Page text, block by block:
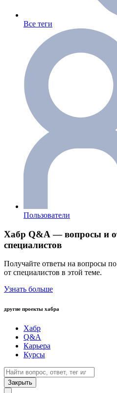
Все теги
Пользователи
Хабр Q&A — вопросы и
специалистов
Получайте ответы на вопросы
от специалистов в этой теме.
Узнать больше
другие проекты хабра
Хабр
Q&A
Карьера
Курсы
Закрыть